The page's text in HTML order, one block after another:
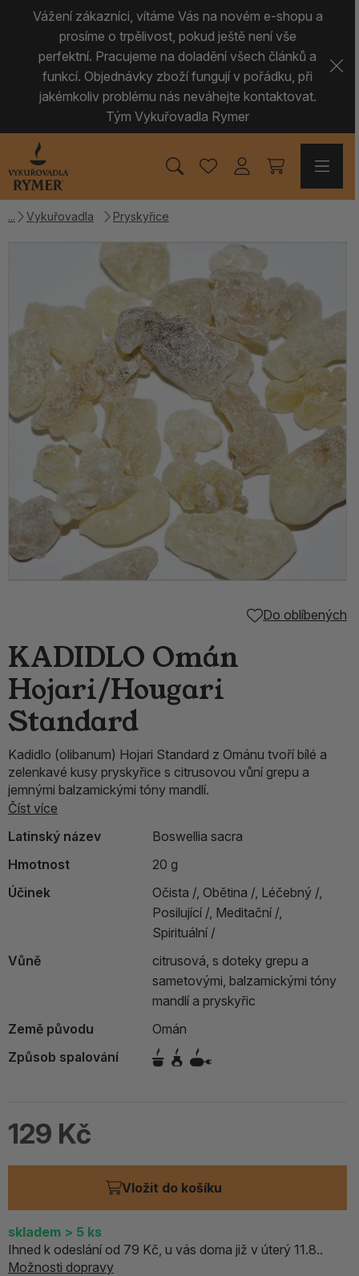
Vážení zákazníci, vítáme Vás na novém e-shopu a
prosíme o trpělivost, pokud ještě není vše
perfektní. Pracujeme na doladění všech článků a
funkcí. Objednávky zboží fungují v pořádku, při
jakémkoliv problému nás neváhejte kontaktovat.
Tým Vykuřovadla Rymer
Vykuřovadla Pryskyřice
Do oblíbených
KADIDLO Omán
Hojari/Hougari
Standard
Kadidlo (olibanum) Hojari Standard z Ománu tvoří bílé a
zelenkavé kusy pryskyřice s citrusovou vůní grepu a
jemnými balzamickými tóny mandlí.
Číst více
Latinský název
Boswellia sacra
Hmotnost
20 g
Účinek
Očista /, Obětina /, Léčebný /,
Posilující /, Meditační /,
Spirituální /
Vůně
citrusová, s doteky grepu a
sametovými, balzamickými tóny
mandlí a pryskyřic
Země původu
Omán
Způsob spalování
129 Kč
Vložit do košíku
skladem > 5 ks
Ihned k odeslání od 79 Kč, u vás doma již v úterý 11.8..
Možnosti dopravy